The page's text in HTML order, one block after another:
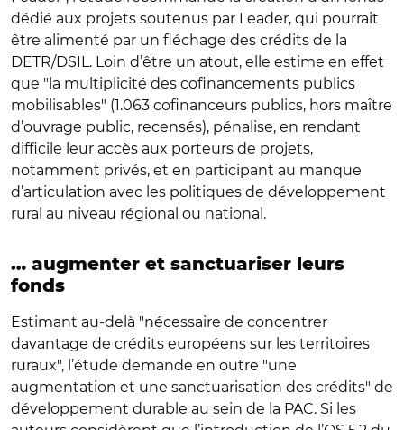
dédié aux projets soutenus par Leader, qui pourrait
être alimenté par un fléchage des crédits de la
DETR/DSIL. Loin d’être un atout, elle estime en effet
que "la multiplicité des cofinancements publics
mobilisables" (1.063 cofinanceurs publics, hors maître
d’ouvrage public, recensés), pénalise, en rendant
difficile leur accès aux porteurs de projets,
notamment privés, et en participant au manque
d’articulation avec les politiques de développement
rural au niveau régional ou national.
… augmenter et sanctuariser leurs
fonds
Estimant au-delà "nécessaire de concentrer
davantage de crédits européens sur les territoires
ruraux", l’étude demande en outre "une
augmentation et une sanctuarisation des crédits" de
développement durable au sein de la PAC. Si les